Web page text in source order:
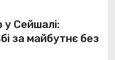
у Сейшалі:
за майбутнє без